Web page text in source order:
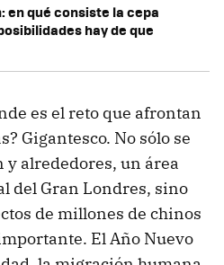
en qué consiste la cepa
hay de que
es el reto que afrontan
Gigantesco. No sólo se
y alrededores, un área
del Gran Londres, sino
de millones de chinos
El Año Nuevo